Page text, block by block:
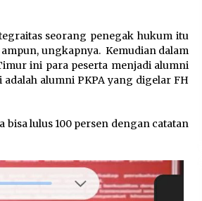
seorang penegak hukum itu
ungkapnya. Kemudian dalam
ini para peserta menjadi alumni
alumni PKPA yang digelar FH
bisa lulus 100 persen dengan catatan